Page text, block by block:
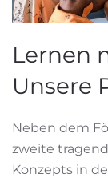
Lernen
Unsere
Neben dem
zweite
Konzepts in